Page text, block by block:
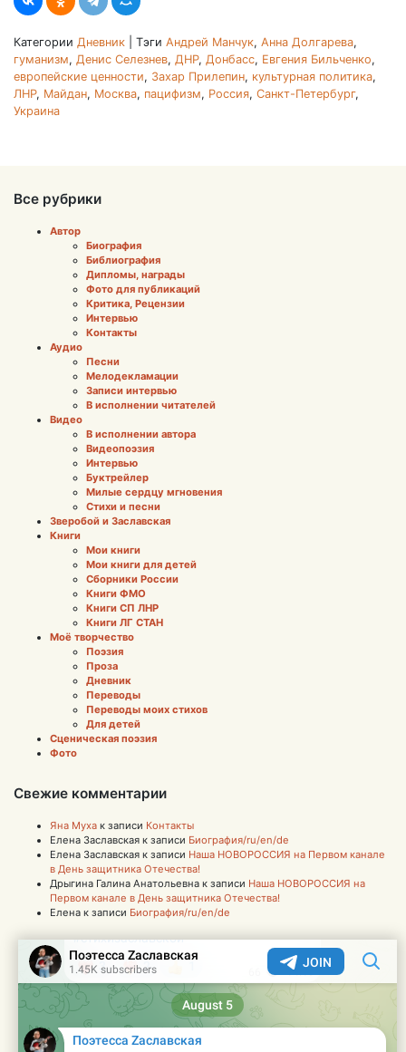
Категории Дневник Тэги Андрей Манчук, Анна Долгарева,
гуманизм, Денис Селезнев, ДНР, Донбасс, Евгения Бильченко,
европейские ценности, Захар Прилепин, культурная политика,
ЛНР, Майдан, Москва, пацифизм, Россия, Санкт-Петербург,
Украина
Все рубрики
Автор
Биография
Библиография
Дипломы, награды
Фото для публикаций
Критика, Рецензии
Интервью
Контакты
Аудио
Песни
Мелодекламации
Записи интервью
В исполнении читателей
Видео
В исполнении автора
Видеопоэзия
Интервью
Буктрейлер
Милые сердцу мгновения
Стихи и песни
Зверобой и Заславская
Книги
Мои книги
Мои книги для детей
Сборники России
Книги ФМО
Книги СП ЛНР
Книги ЛГ СТАН
Моё творчество
Поэзия
Проза
Дневник
Переводы
Переводы моих стихов
Для детей
Сценическая поэзия
Фото
Свежие комментарии
Яна Муха к записи Контакты
Елена Заславская к записи Биография/ru/en/de
Елена Заславская к записи Наша НОВОРОССИЯ на Первом канале
в День защитника Отечества!
Дрыгина Галина Анатольевна к записи Наша НОВОРОССИЯ на
Первом канале в День защитника Отечества!
Елена к записи Биография/ru/en/de